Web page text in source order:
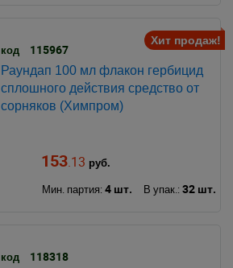
Хит продаж!
код 115967
Раундап 100 мл флакон гербицид
сплошного действия средство от
сорняков (Химпром)
153.13 руб.
Мин. партия: 4 шт. В упак.: 32 шт.
код 118318